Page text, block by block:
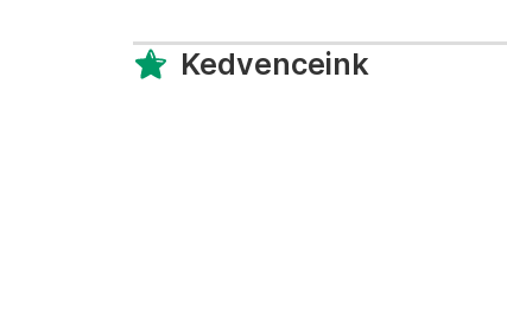
Kedvenceink